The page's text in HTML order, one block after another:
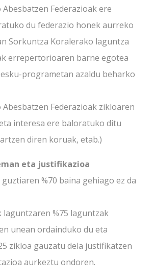
Abesbatzen Federazioak ere
du federazio honek aurreko
Sorkuntza Koralerako laguntza
errepertorioaren barne egotea
programetan azaldu beharko
Abesbatzen Federazioak zikloaren
interesa ere baloratuko ditu
diren koruak, etab.)
eta justifikazioa
%70 baina gehiago ez da
laguntzaren %75 laguntzak
unean ordainduko du eta
zikloa gauzatu dela justifikatzen
aurkeztu ondoren.